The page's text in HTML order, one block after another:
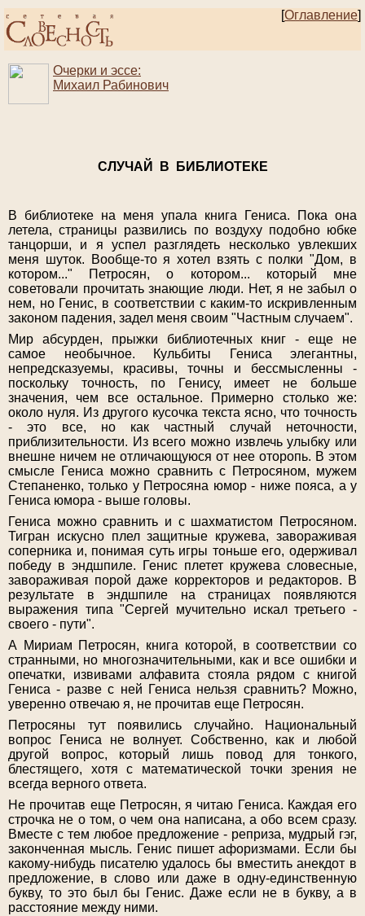
[Оглавление]
Очерки и эссе:
Михаил Рабинович
СЛУЧАЙ В БИБЛИОТЕКЕ
В библиотеке на меня упала книга Гениса. Пока она
летела, страницы развились по воздуху подобно юбке
танцорши, и я успел разглядеть несколько увлекших
меня шуток. Вообще-то я хотел взять с полки "Дом, в
котором..." Петросян, о котором... который мне
советовали прочитать знающие люди. Нет, я не забыл о
нем, но Генис, в соответствии с каким-то искривленным
законом падения, задел меня своим "Частным случаем".
Мир абсурден, прыжки библиотечных книг - еще не
самое необычное. Кульбиты Гениса элегантны,
непредсказуемы, красивы, точны и бессмысленны -
поскольку точность, по Генису, имеет не больше
значения, чем все остальное. Примерно столько же:
около нуля. Из другого кусочка текста ясно, что точность
- это все, но как частный случай неточности,
приблизительности. Из всего можно извлечь улыбку или
внешне ничем не отличающуюся от нее оторопь. В этом
смысле Гениса можно сравнить с Петросяном, мужем
Степаненко, только у Петросяна юмор - ниже пояса, а у
Гениса юморa - выше головы.
Гениса можно сравнить и с шахматистом Петросяном.
Тигран искусно плел защитные кружева, завораживая
соперника и, понимая суть игры тоньше его, одерживал
победу в эндшпиле. Генис плетет кружева словесные,
завораживая порой даже корректоров и редакторов. В
результате в эндшпиле на страницах появляются
выражения типа "Сергей мучительно искал третьего -
своего - пути".
А Мириам Петросян, книга которой, в соответствии со
странными, но многозначительными, как и все ошибки и
опечатки, извивами алфавита стояла рядом с книгой
Гениса - разве с ней Гениса нельзя сравнить? Можно,
уверенно отвечаю я, не прочитав еще Петросян.
Петросяны тут появились случайно. Национальный
вопрос Гениса не волнует. Собственно, как и любой
другой вопрос, который лишь повод для тонкого,
блестящего, хотя с математической точки зрения не
всегда верного ответа.
Не прочитав еще Петросян, я читаю Гениса. Каждая его
строчка не о том, о чем она написана, а обо всем сразу.
Вместе с тем любое предложение - реприза, мудрый гэг,
законченная мысль. Генис пишет афоризмами. Если бы
какому-нибудь писателю удалось бы вместить анекдот в
предложение, в слово или даже в одну-единственную
букву, то это был бы Генис. Даже если не в букву, а в
расстояние между ними.